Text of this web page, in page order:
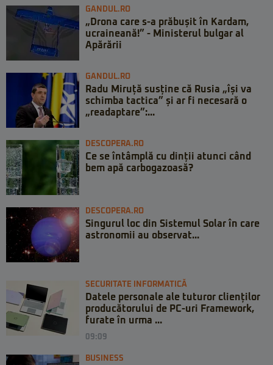
GANDUL.RO
„Drona care s-a prăbușit în Kardam,
ucraineană!” - Ministerul bulgar al
Apărării
GANDUL.RO
Radu Miruță susține că Rusia „își va
schimba tactica” și ar fi necesară o
„readaptare”:...
DESCOPERA.RO
Ce se întâmplă cu dinții atunci când
bem apă carbogazoasă?
DESCOPERA.RO
Singurul loc din Sistemul Solar în care
astronomii au observat...
SECURITATE INFORMATICĂ
Datele personale ale tuturor clienților
producătorului de PC-uri Framework,
furate în urma ...
09:09
BUSINESS